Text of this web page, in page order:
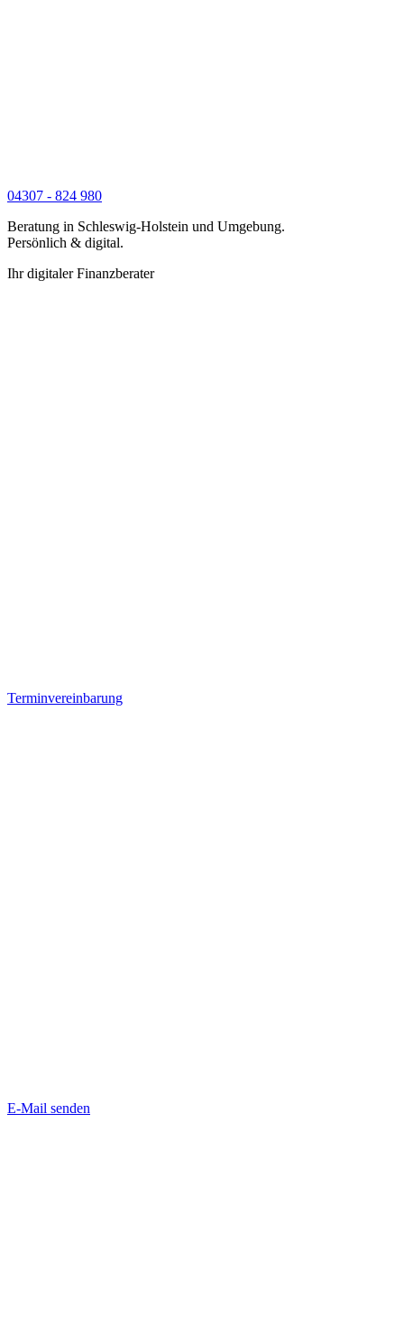
04307 - 824 980
Beratung in Schleswig-Holstein und Umgebung.
Persönlich & digital.
Ihr digitaler Finanzberater
Terminvereinbarung
E-Mail senden